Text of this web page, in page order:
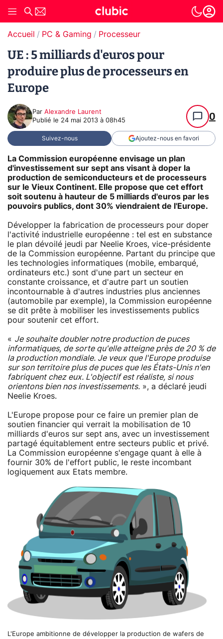
Accueil PC & Gaming Processeur
UE : 5 milliards d'euros pour
produire plus de processeurs en
Europe
Par Alexandre Laurent
Publié le 24 mai 2013 à 08h45 0
Suivez-nous Ajoutez-nous en favori
La Commission européenne envisage un plan
d'investissement sur sept ans visant à doper la
production de semiconducteurs et de processeurs
sur le Vieux Continent. Elle propose que cet effort
soit soutenu à hauteur de 5 milliards d'euros par les
pouvoirs publics, dont 30% viendraient de l'Europe.
Développer la fabrication de processeurs pour doper
l'activité industrielle européenne : tel est en substance
le plan dévoilé jeudi par Neelie Kroes, vice-présidente
de la Commission européenne. Partant du principe que
les technologies informatiques (mobile, embarqué,
ordinateurs etc.) sont d'une part un secteur en
constante croissance, et d'autre part un soutien
incontournable à d'autres industries plus anciennes
(automobile par exemple), la Commission européenne
se dit prête à mobiliser les investissements publics
pour soutenir cet effort.
« Je souhaite doubler notre production de puces
informatiques, de sorte qu'elle atteigne près de 20 % de
la production mondiale. Je veux que l'Europe produise
sur son territoire plus de puces que les États-Unis n'en
fabriquent chez eux. L'objectif est réaliste, si nous
orientons bien nos investissements. », a déclaré jeudi
Neelie Kroes.
L'Europe propose pour ce faire un premier plan de
soutien financier qui verrait la mobilisation de 10
milliards d'euros sur sept ans, avec un investissement
partagé équitablement entre secteurs public et privé.
La Commission européenne s'engage quant à elle à
fournir 30% de l'effort public, le reste incombant
logiquement aux Etats membre.
L'Europe ambitionne de développer la production de wafers de